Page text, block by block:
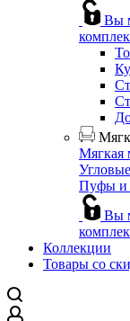
Вы
Мягкая
Пуфы и
Вы
Коллекции
Товары со